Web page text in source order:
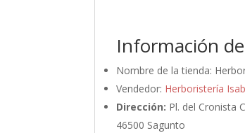
Información
Nombre de la tienda:
Vendedor: Herboristería
Dirección: Pl. del Cronista
46500 Sagunto